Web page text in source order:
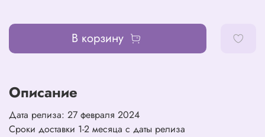
В корзину
Описание
Дата релиза: 27 февраля 2024
Сроки доставки 1-2 месяца с даты релиза